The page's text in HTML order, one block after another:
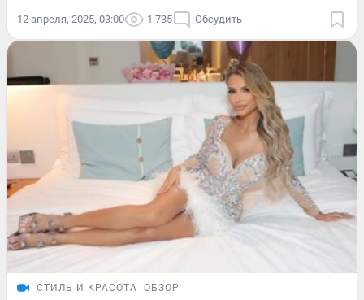
12 апреля, 2025, 03:00 1 735 Обсудить
СТИЛЬ И КРАСОТА ОБЗОР